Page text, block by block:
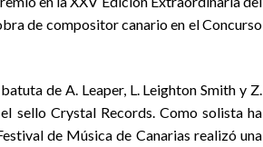
de compositor canario en el Concurso
de A. Leaper, L. Leighton Smith y Z.
sello Crystal Records. Como solista ha
de Música de Canarias realizó una